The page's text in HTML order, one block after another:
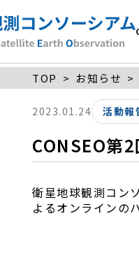
TOP お知らせ
2023.01.24 活動報
CONSEO第
衛星地球観測コン
よるオンラインの